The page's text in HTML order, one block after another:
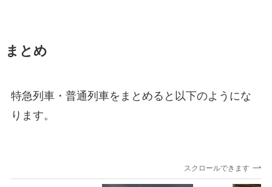
まとめ
特急列車・普通列車をまとめると以下のようにな
ります。
スクロールできます